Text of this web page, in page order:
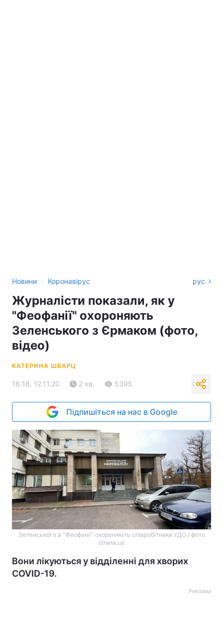
Новини › Коронавірус рус
Журналісти показали, як у
"Феофанії" охороняють
Зеленського з Єрмаком (фото,
відео)
КАТЕРИНА ШВАРЦ
16:18, 12.11.20 2 хв. 5395
Підпишіться на нас в Google
Зеленського в "Феофанії" охороняють співробітники УДО / фото
strana.ua
Вони лікуються у відділенні для хворих
COVID-19.
Реклама